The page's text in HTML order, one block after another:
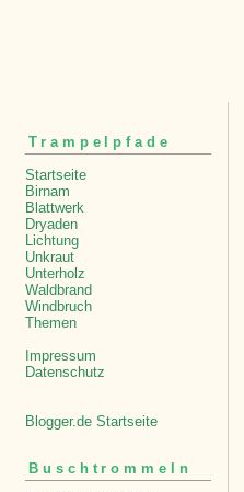
Trampelpfade
Startseite
Birnam
Blattwerk
Dryaden
Lichtung
Unkraut
Unterholz
Waldbrand
Windbruch
Themen
Impressum
Datenschutz
Blogger.de Startseite
Buschtrommeln